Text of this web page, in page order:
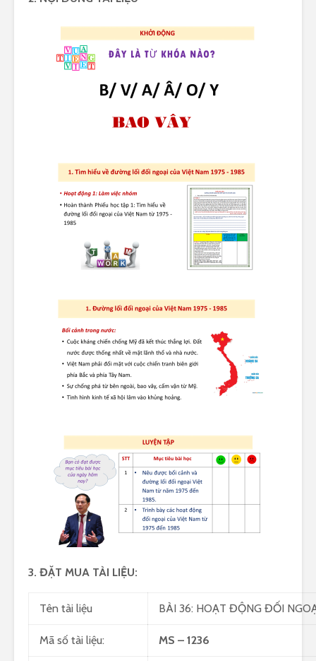
3. ĐẶT MUA TÀI LIỆU:
Tên tài liệu BÀI 36: HOẠT ĐỘNG ĐỐI
Mã số tài liệu: MS – 1236